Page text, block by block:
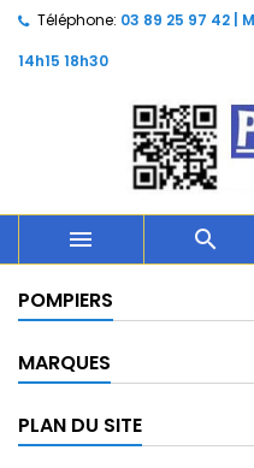
Téléphone: 03 89 25 97 42 |
14h15 18h30
 
POMPIERS
MARQUES
PLAN DU SITE